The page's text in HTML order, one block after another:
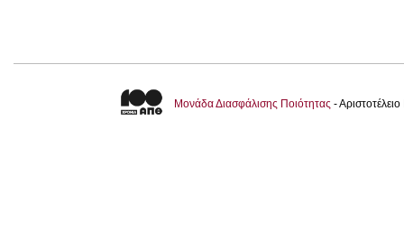
Μονάδα Διασφάλισης Ποιότητας -